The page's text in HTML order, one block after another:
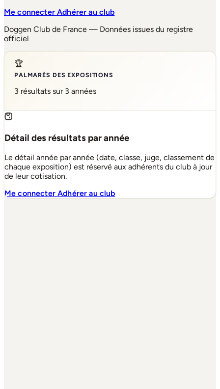
Me connecterAdhérer au club
Doggen Club de France — Données issues du registre
officiel
🏆
PALMARÈS DES EXPOSITIONS
3 résultats sur 3 années
Détail des résultats par année
Le détail année par année (date, classe, juge, classement de
chaque exposition) est réservé aux adhérents du club à jour
de leur cotisation.
Me connecterAdhérer au club